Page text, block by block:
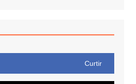
Curtir